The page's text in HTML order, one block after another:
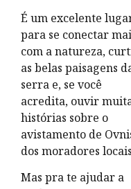
É um excelente
para se conectar
com a natureza,
as belas paisagens
serra e, se você
acredita, ouvir
histórias sobre o
avistamento de
dos moradores
Mas pra te ajudar a